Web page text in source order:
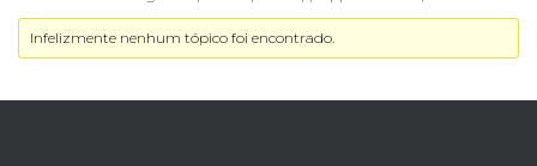
Infelizmente nenhum tópico foi encontrado.